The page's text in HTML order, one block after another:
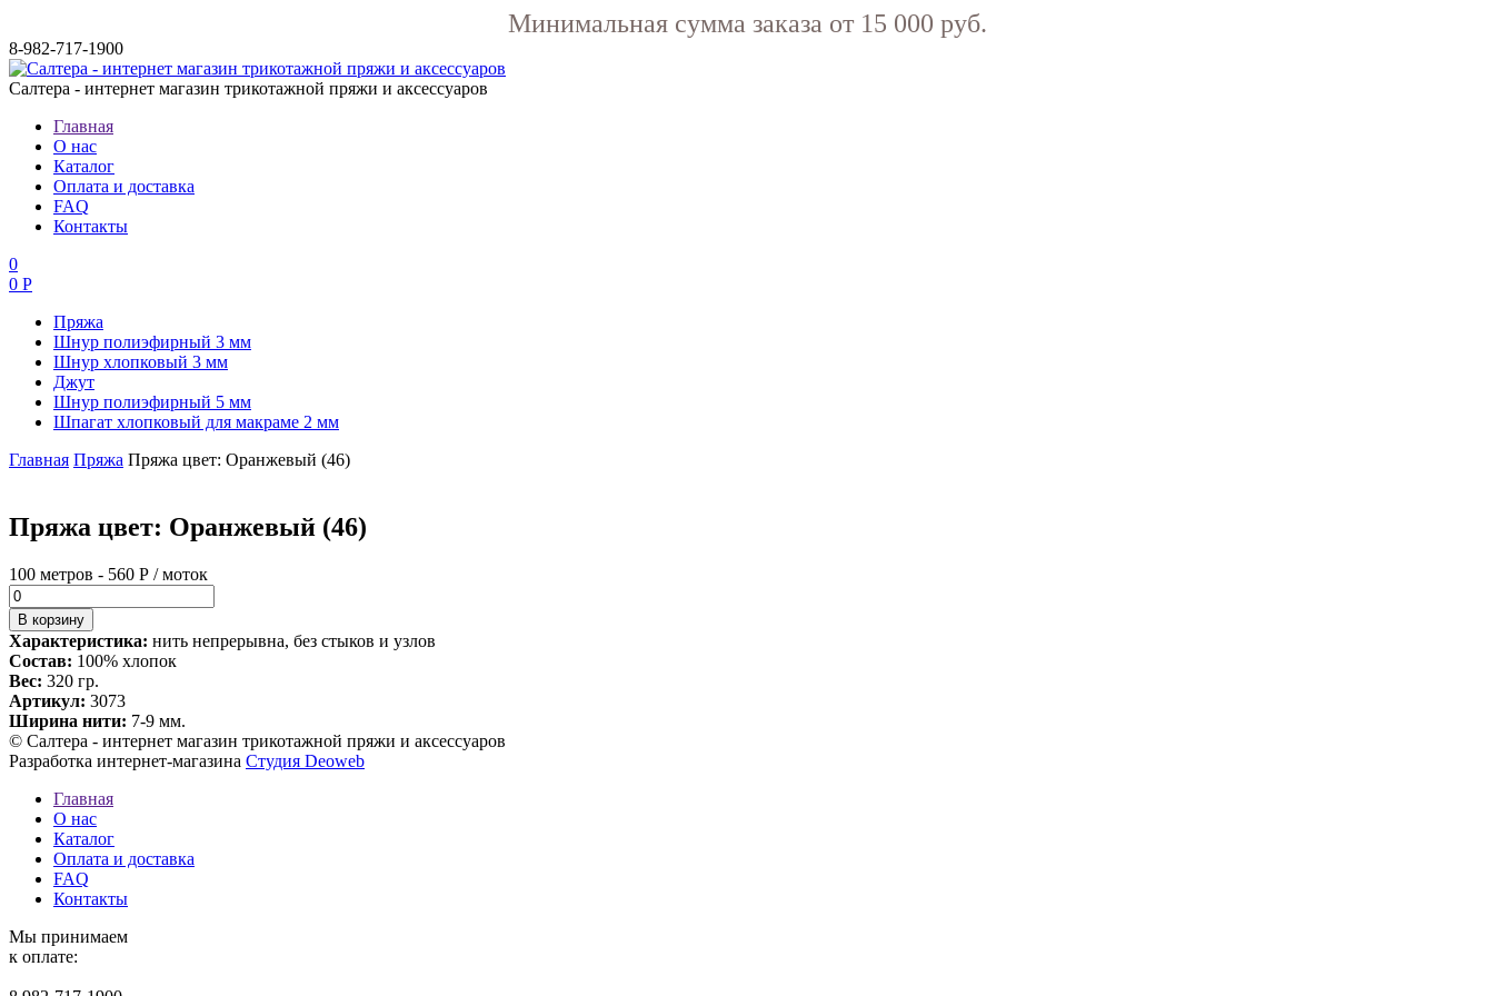
Минимальная сумма заказа от 15 000 руб.
8-982-717-1900
Салтера - интернет магазин трикотажной пряжи и аксессуаров
Главная
О нас
Каталог
Оплата и доставка
FAQ
Контакты
0
0 Р
Пряжа
Шнур полиэфирный 3 мм
Шнур хлопковый 3 мм
Джут
Шнур полиэфирный 5 мм
Шпагат хлопковый для макраме 2 мм
Главная Пряжа Пряжа цвет: Оранжевый (46)
Пряжа цвет: Оранжевый (46)
100 метров - 560 Р / моток
Характеристика: нить непрерывна, без стыков и узлов
Состав: 100% хлопок
Вес: 320 гр.
Артикул: 3073
Ширина нити: 7-9 мм.
© Салтера - интернет магазин трикотажной пряжи и аксессуаров
Разработка интернет-магазина Студия Deoweb
Главная
О нас
Каталог
Оплата и доставка
FAQ
Контакты
Мы принимаем
к оплате: